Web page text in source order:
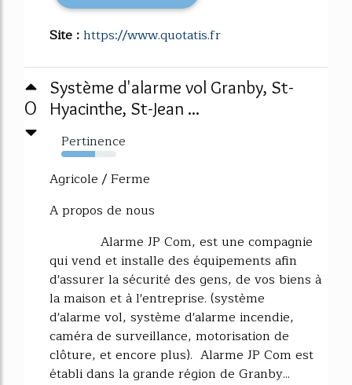
Site :https://www.quotatis.fr
0
Système d'alarme vol Granby, St-
Hyacinthe, St-Jean ...
Pertinence
61%
Agricole / Ferme
A propos de nous
Alarme JP Com, est une compagnie
qui vend et installe des équipements afin
d'assurer la sécurité des gens, de vos biens à
la maison et à l'entreprise. (système
d'alarme vol, système d'alarme incendie,
caméra de surveillance, motorisation de
clôture, et encore plus). Alarme JP Com est
établi dans la grande région de Granby...